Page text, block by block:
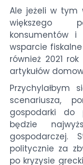
Ale jeżeli w tym
większego
konsumentów i
wsparcie
również 2021
artykułów
scenariusza,
gospodarki do
będzie
gospodarczej.
politycznie za
po kryzysie